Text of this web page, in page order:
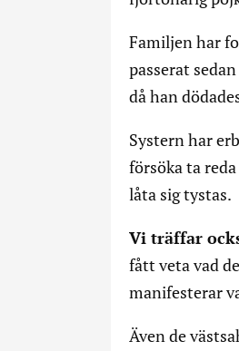
Familjen har
passerat
då han
Systern har
försöka ta
låta sig tystas.
Vi träffar
fått veta vad
manifesterar
Även de